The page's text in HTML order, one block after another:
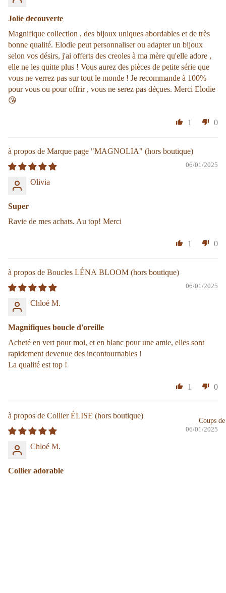
Coups
Jolie decouverte
Magnifique collection , des bijoux uniques abordables et de très
bonne qualité. Elodie peut personnaliser ou adapter un bijoux
selon vos désirs, j'ai offerts des creoles à ma mère qu'elle adore ,
elle ne les quitte plus ! Vous aurez des pièces de petite série que
vous ne verrez pas sur tout le monde ! Je recommande à 100%
pour vous ou pour offrir , vous ne serez pas déçues. Merci Elodie
😘
1 0
Marque page "MAGNOLIA"
06/01/2025
Olivia
Super
Ravie de mes achats. Au top! Merci
1 0
Boucles LÉNA BLOOM
06/01/2025
Chloé M.
Magnifiques boucle d'oreille
Acheté en vert pour moi, et en blanc pour une amie, elles sont
rapidement devenue des incontournables !
La qualité est top !
1 0
Collier ÉLISE
06/01/2025
Chloé M.
Collier adorable